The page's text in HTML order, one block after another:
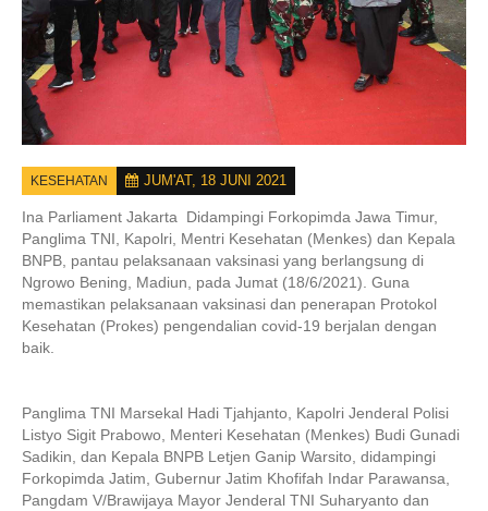
KESEHATAN JUM'AT, 18 JUNI 2021
Ina Parliament Jakarta Didampingi Forkopimda Jawa Timur,
Panglima TNI, Kapolri, Mentri Kesehatan (Menkes) dan Kepala
BNPB, pantau pelaksanaan vaksinasi yang berlangsung di
Ngrowo Bening, Madiun, pada Jumat (18/6/2021). Guna
memastikan pelaksanaan vaksinasi dan penerapan Protokol
Kesehatan (Prokes) pengendalian covid-19 berjalan dengan
baik.
Panglima TNI Marsekal Hadi Tjahjanto, Kapolri Jenderal Polisi
Listyo Sigit Prabowo, Menteri Kesehatan (Menkes) Budi Gunadi
Sadikin, dan Kepala BNPB Letjen Ganip Warsito, didampingi
Forkopimda Jatim, Gubernur Jatim Khofifah Indar Parawansa,
Pangdam V/Brawijaya Mayor Jenderal TNI Suharyanto dan